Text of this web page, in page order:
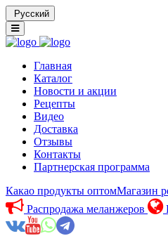
Русский
Главная
Каталог
Новости и акции
Рецепты
Видео
Доставка
Отзывы
Контакты
Партнерская программа
Какао продукты оптомМагазин
Распродажа меланжеров